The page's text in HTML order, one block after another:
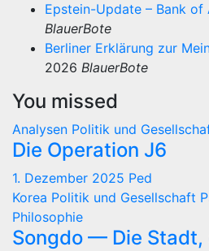
Epstein-Update – Bank of
BlauerBote
Berliner Erklärung zur
2026 BlauerBote
You missed
Analysen Politik und
Die Operation J6
1. Dezember 2025 Ped
Korea Politik und Gesellschaft
Philosophie
Songdo — Die Stadt,